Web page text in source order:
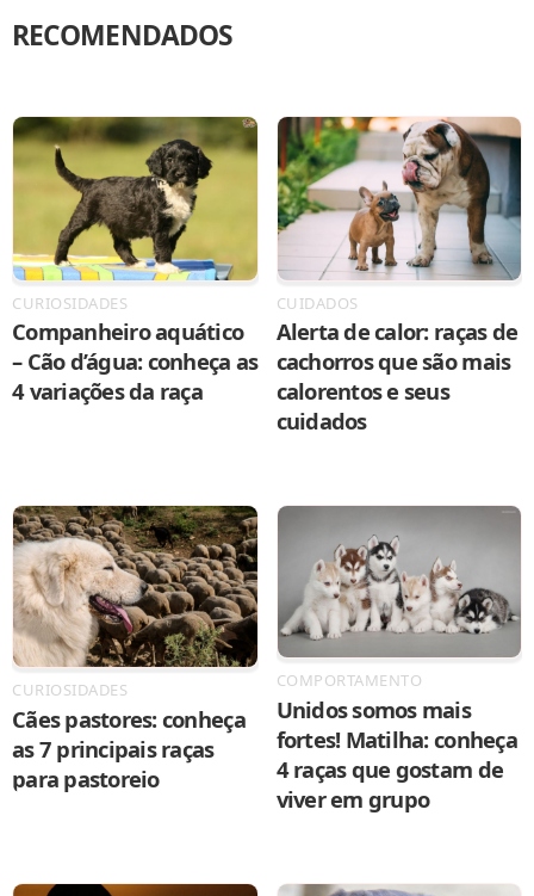
RECOMENDADOS
CURIOSIDADES
Companheiro aquático
– Cão d’água: conheça as
4 variações da raça
CUIDADOS
Alerta de calor: raças de
cachorros que são mais
calorentos e seus
cuidados
CURIOSIDADES
Cães pastores: conheça
as 7 principais raças
para pastoreio
COMPORTAMENTO
Unidos somos mais
fortes! Matilha: conheça
4 raças que gostam de
viver em grupo